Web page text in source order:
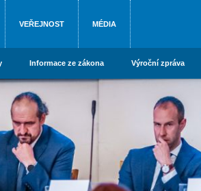
VEŘEJNOST MÉDIA
Informace ze zákona Výroční zpráva